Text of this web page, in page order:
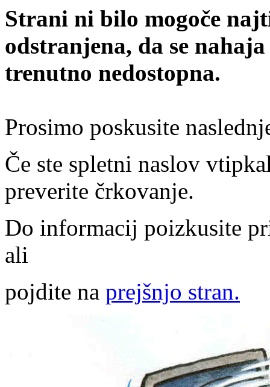
Strani ni bilo mogoče
odstranjena, da se
trenutno nedostopna.
Prosimo poskusite
Če ste spletni naslov
preverite črkovanje.
Do informacij poizkusite
ali
pojdite na prejšnjo stran.